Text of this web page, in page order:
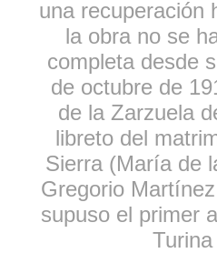
una recuperación
la obra no se
completa desde
de octubre de
de la Zarzuela
libreto del
Sierra (María de
Gregorio
supuso el primer